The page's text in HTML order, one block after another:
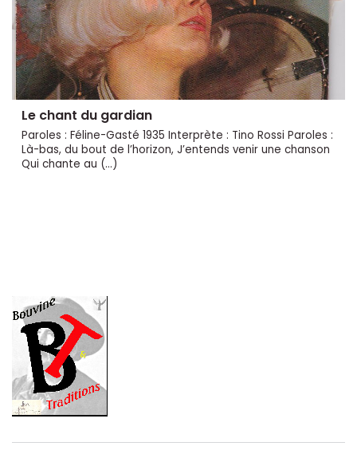
Le chant du gardian
Paroles : Féline-Gasté 1935 Interprète : Tino Rossi Paroles :
Là-bas, du bout de l’horizon, J’entends venir une chanson
Qui chante au (…)